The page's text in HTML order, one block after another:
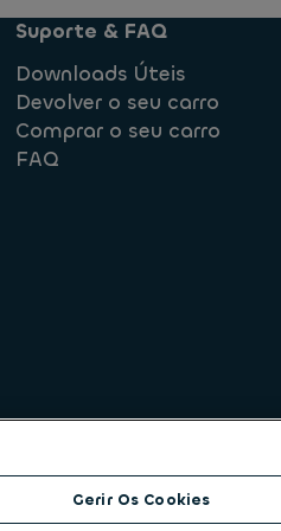
Suporte & FAQ
Downloads Úteis
Devolver o seu carro
Comprar o seu carro
FAQ
de crédito
Gerir Os Cookies